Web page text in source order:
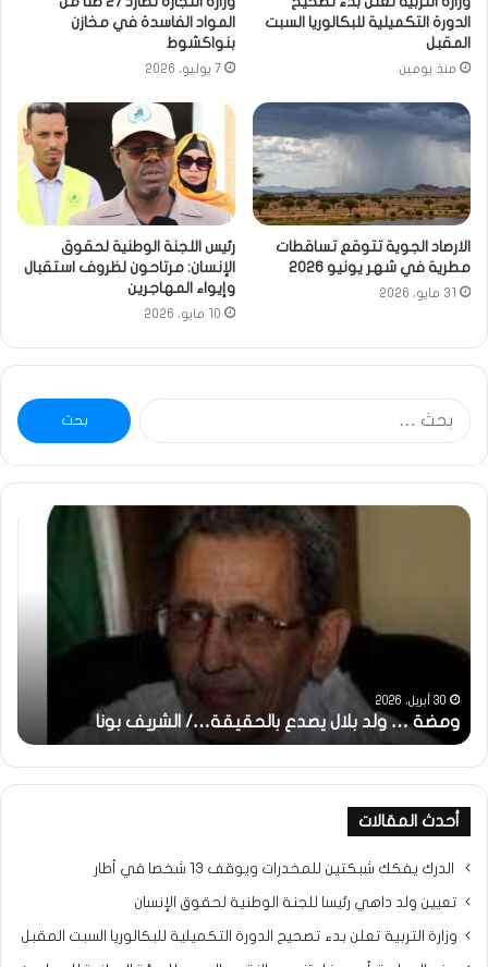
الدورة التكميلية للبكالوريا السبت
المقبل
منذ يومين
المواد الفاسدة في مخازن
بنواكشوط
7 يوليو، 2026
الارصاد الجوية تتوقع تساقطات
مطرية في شهر يونيو 2026
31 مايو، 2026
رئيس اللجنة الوطنية لحقوق
الإنسان: مرتاحون لظروف استقبال
وإيواء المهاجرين
10 مايو، 2026
البحث
عن:
… ولد بلال يصدع بالحقيقة…/ الشريف بونا
خاطرة
أحدث المقالات
الدرك يفكك شبكتين للمخدرات ويوقف 13 شخصا في أطار
تعيين ولد داهي رئيسا للجنة الوطنية لحقوق الإنسان
وزارة التربية تعلن بدء تصحيح الدورة التكميلية للبكالوريا السبت المقبل